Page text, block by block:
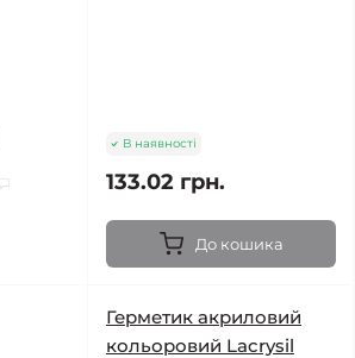
В наявності
133.02 грн.
До кошика
Герметик акриловий
кольоровий Lacrysil